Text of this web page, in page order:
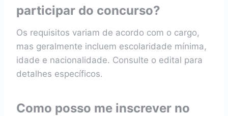
participar do concurso?
Os requisitos variam de acordo com o cargo,
mas geralmente incluem escolaridade mínima,
idade e nacionalidade. Consulte o edital para
detalhes específicos.
Como posso me inscrever no